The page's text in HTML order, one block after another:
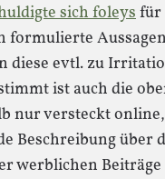
sich foleysfür
formulierte
diese evtl. zu
ist auch die
nur versteckt
Beschreibung über
werblichen